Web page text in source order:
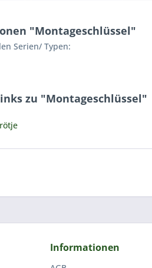
"Montageschlüssel"
Serien/ Typen:
zu "Montageschlüssel"
Informationen